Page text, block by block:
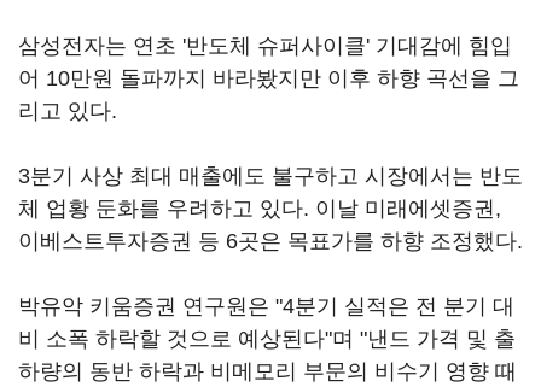
삼성전자는 연초 '반도체 슈퍼사이클' 기대감에 힘입
어 10만원 돌파까지 바라봤지만 이후 하향 곡선을 그
리고 있다.
3분기 사상 최대 매출에도 불구하고 시장에서는 반도
체 업황 둔화를 우려하고 있다. 이날 미래에셋증권,
이베스트투자증권 등 6곳은 목표가를 하향 조정했다.
박유악 키움증권 연구원은 "4분기 실적은 전 분기 대
비 소폭 하락할 것으로 예상된다"며 "낸드 가격 및 출
하량의 동반 하락과 비메모리 부문의 비수기 영향 때